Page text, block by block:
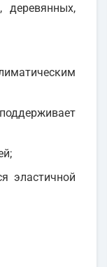
деревянных,
эластичной